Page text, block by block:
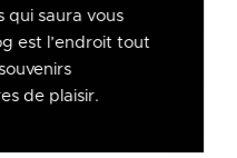
qui saura vous
est l’endroit tout
de plaisir.